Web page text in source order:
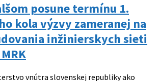
posune termínu 1.
kola výzvy zameranej na
inžinierskych sieti
vnútra slovenskej republiky ako